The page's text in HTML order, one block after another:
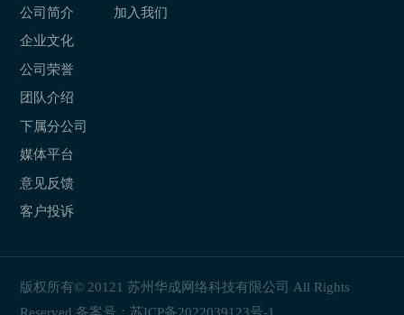
公司简介
企业文化
公司荣誉
团队介绍
下属分公司
媒体平台
意见反馈
客户投诉
加入我们
版权所有© 20121 苏州华成网络科技有限公司 All Rights
Reserved 备案号：苏ICP备2022039123号-1